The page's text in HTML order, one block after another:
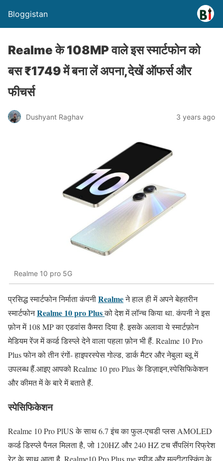
Bloggistan
Realme के 108MP वाले इस स्मार्टफोन को
बस ₹1749 में बना लें अपना,देखें ऑफर्स और
फीचर्स
Dushyant Raghav 3 years ago
Realme 10 pro 5G
प्रसिद्ध स्मार्टफोन निर्माता कंपनीRealmeने हाल ही में अपने बेहतरीन
स्मार्टफोनRealme 10 pro Plusको देश में लॉन्च किया था. कंपनी ने इस
फ़ोन में 108 MP का एडवांस कैमरा दिया है. इसके अलावा ये स्मार्टफ़ोन
मेडियम रेंज में कर्व्ड डिस्प्ले देने वाला पहला फ़ोन भी हैं. Realme 10 Pro
Plus फोन को तीन रंगों- हाइपरस्पेस गोल्ड, डार्क मैटर और नेबुला ब्लू में
उपलब्ध हैं.आइए आपको Realme 10 pro Plus के डिज़ाइन,स्पेसिफिकेशन
और कीमत में के बारे में बताते हैं.
स्पेसिफिकेशन
Realme 10 Pro PlUS के साथ 6.7 इंच का फुल-एचडी प्लस AMOLED
कर्व्ड डिस्प्ले पैनल मिलता है, जो 120HZ और 240 HZ टच सैंपलिंग रिफ्रेश